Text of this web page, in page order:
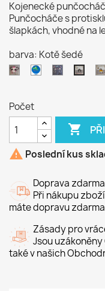
Kojenecké
Punčocháče s
šlapkách, vhodné na
barva: Kotě šedé
PandaRaptor kočka Kotě
Počet

 Poslední kus
Doprava zdarma
Při nákupu
máte dopravu
Zásady pro
Jsou
také v našich